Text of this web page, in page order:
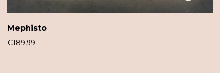
Mephisto
€189,99